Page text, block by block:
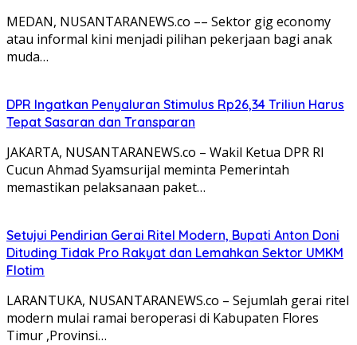
MEDAN, NUSANTARANEWS.co –– Sektor gig economy
atau informal kini menjadi pilihan pekerjaan bagi anak
muda…
DPR Ingatkan Penyaluran Stimulus Rp26,34 Triliun Harus
Tepat Sasaran dan Transparan
JAKARTA, NUSANTARANEWS.co – Wakil Ketua DPR RI
Cucun Ahmad Syamsurijal meminta Pemerintah
memastikan pelaksanaan paket…
Setujui Pendirian Gerai Ritel Modern, Bupati Anton Doni
Dituding Tidak Pro Rakyat dan Lemahkan Sektor UMKM
Flotim
LARANTUKA, NUSANTARANEWS.co – Sejumlah gerai ritel
modern mulai ramai beroperasi di Kabupaten Flores
Timur ,Provinsi…